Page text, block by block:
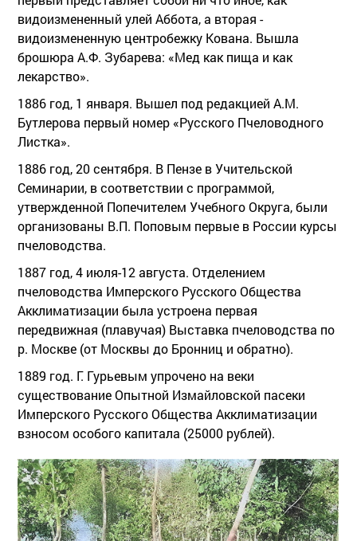
видоизмененный улей Аббота, а вторая -
видоизмененную центробежку Кована. Вышла
брошюра А.Ф. Зубарева: «Мед как пища и как
лекарство».
1886 год, 1 января. Вышел под редакцией А.М.
Бутлерова первый номер «Русского Пчеловодного
Листка».
1886 год, 20 сентября. В Пензе в Учительской
Семинарии, в соответствии с программой,
утвержденной Попечителем Учебного Округа, были
организованы В.П. Поповым первые в России курсы
пчеловодства.
1887 год, 4 июля-12 августа. Отделением
пчеловодства Имперского Русского Общества
Акклиматизации была устроена первая
передвижная (плавучая) Выставка пчеловодства по
р. Москве (от Москвы до Бронниц и обратно).
1889 год. Г. Гурьевым упрочено на веки
существование Опытной Измайловской пасеки
Имперского Русского Общества Акклиматизации
взносом особого капитала (25000 рублей).